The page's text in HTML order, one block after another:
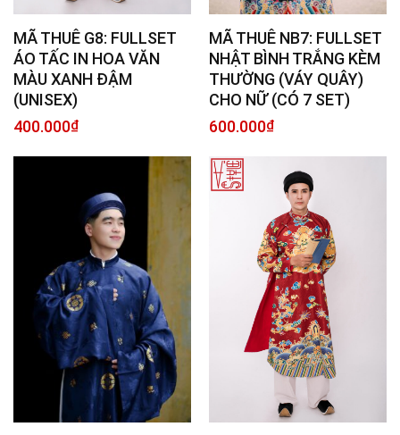
MÃ THUÊ G8: FULLSET
ÁO TẤC IN HOA VĂN
MÀU XANH ĐẬM
(UNISEX)
400.000₫
MÃ THUÊ NB7: FULLSET
NHẬT BÌNH TRẮNG KÈM
THƯỜNG (VÁY QUÂY)
CHO NỮ (CÓ 7 SET)
600.000₫